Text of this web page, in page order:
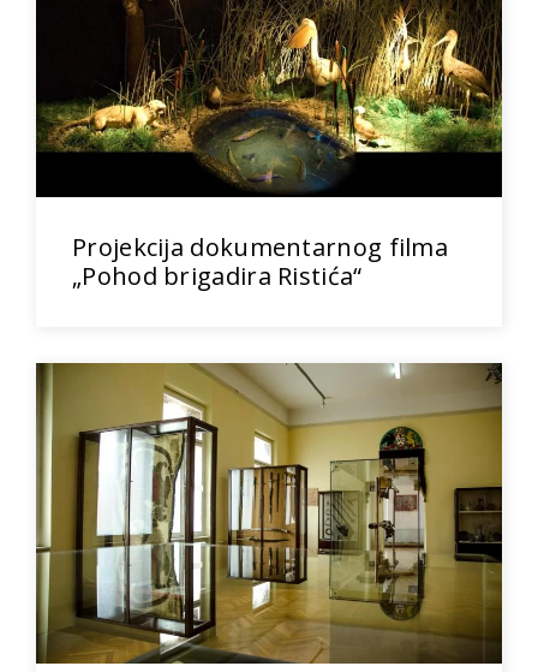
Projekcija dokumentarnog filma
„Pohod brigadira Ristića“